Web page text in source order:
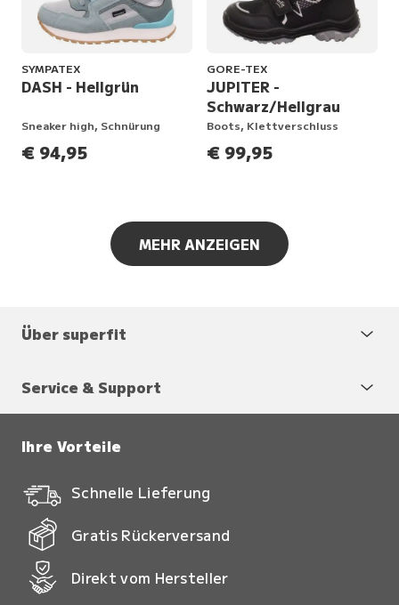
SYMPATEX
DASH - Hellgrün
Sneaker high, Schnürung
€ 94,95
GORE-TEX
JUPITER -
Schwarz/Hellgrau
Boots, Klettverschluss
€ 99,95
MEHR ANZEIGEN
Über superfit
Service & Support
Ihre Vorteile
Schnelle Lieferung
Gratis Rückerversand
Direkt vom Hersteller